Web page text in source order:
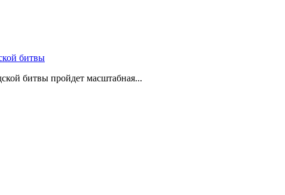
битвы
битвы пройдет масштабная...